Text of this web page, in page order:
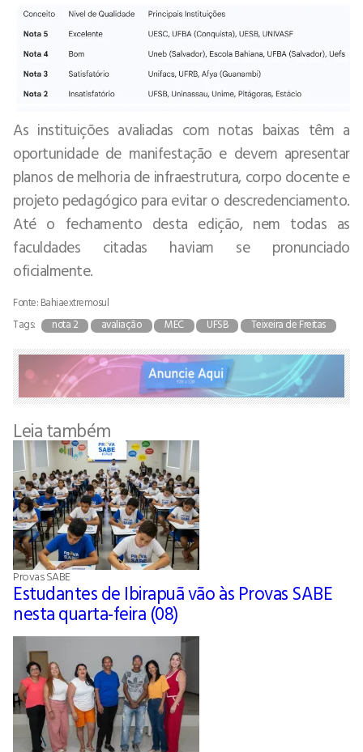
As instituições avaliadas com notas baixas têm a
oportunidade de manifestação e devem apresentar
planos de melhoria de infraestrutura, corpo docente e
projeto pedagógico para evitar o descredenciamento.
Até o fechamento desta edição, nem todas as
faculdades citadas haviam se pronunciado
oficialmente.
Fonte: Bahiaextremosul
Tags:
nota 2 avaliação MEC UFSB Teixeira de Freitas
Leia também
Provas SABE
Estudantes de Ibirapuã vão às Provas SABE
nesta quarta-feira (08)